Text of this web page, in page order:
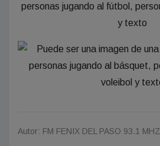
Autor: FM FENIX DEL PASO 93.1 MHZ